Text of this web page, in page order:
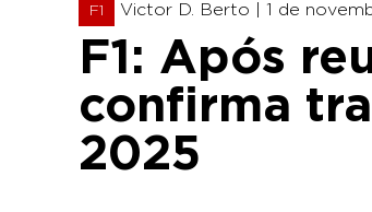
F1 Victor D. Berto | 1 de
F1: Após
confirma
2025